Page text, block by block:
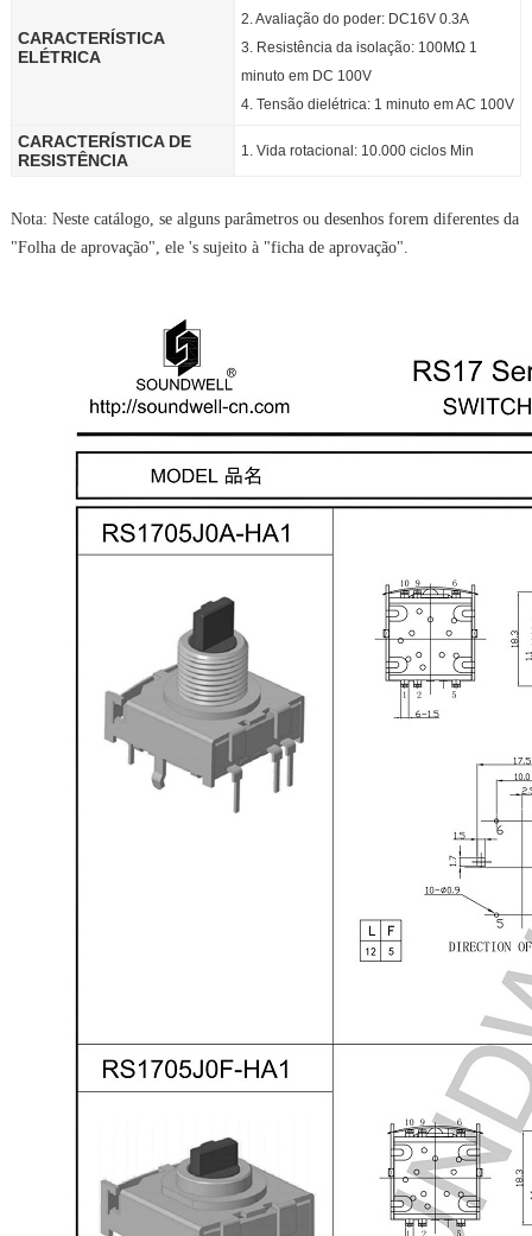
CARACTERÍSTICA
ELÉTRICA
2. Avaliação do poder: DC16V 0.3A
3. Resistência da isolação: 100MΩ 1
minuto em DC 100V
4. Tensão dielétrica: 1 minuto em AC 100V
CARACTERÍSTICA DE
RESISTÊNCIA
1. Vida rotacional: 10.000 ciclos Min
Nota: Neste catálogo, se alguns parâmetros ou desenhos forem diferentes da
"Folha de aprovação", ele 's sujeito à "ficha de aprovação".